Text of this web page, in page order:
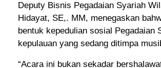
Deputy Bisnis Pegadaian Syariah
Hidayat, SE,. MM, menegaskan
bentuk kepedulian sosial Pegadaian
kepulauan yang sedang ditimpa
“Acara ini bukan sekadar